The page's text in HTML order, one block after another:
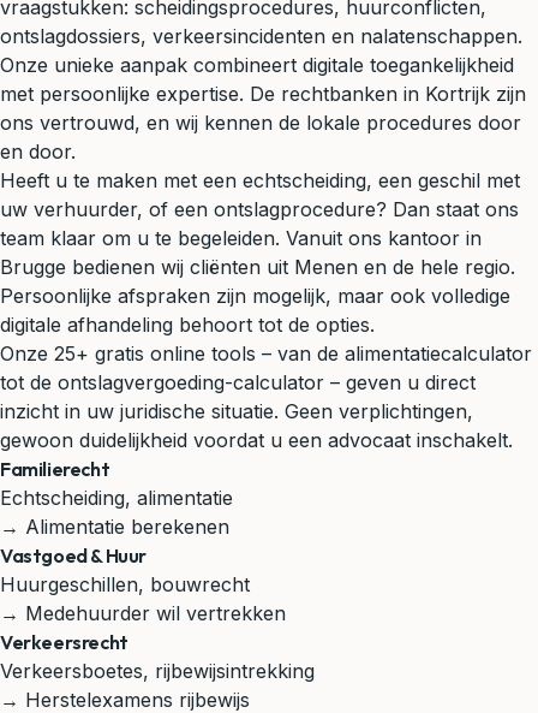
vraagstukken: scheidingsprocedures, huurconflicten,
ontslagdossiers, verkeersincidenten en nalatenschappen.
Onze unieke aanpak combineert digitale toegankelijkheid
met persoonlijke expertise. De rechtbanken in Kortrijk zijn
ons vertrouwd, en wij kennen de lokale procedures door
en door.
Heeft u te maken met een echtscheiding, een geschil met
uw verhuurder, of een ontslagprocedure? Dan staat ons
team klaar om u te begeleiden. Vanuit ons kantoor in
Brugge bedienen wij cliënten uit Menen en de hele regio.
Persoonlijke afspraken zijn mogelijk, maar ook volledige
digitale afhandeling behoort tot de opties.
Onze 25+ gratis online tools – van de alimentatiecalculator
tot de ontslagvergoeding-calculator – geven u direct
inzicht in uw juridische situatie. Geen verplichtingen,
gewoon duidelijkheid voordat u een advocaat inschakelt.
Familierecht
Echtscheiding, alimentatie
→ Alimentatie berekenen
Vastgoed & Huur
Huurgeschillen, bouwrecht
→ Medehuurder wil vertrekken
Verkeersrecht
Verkeersboetes, rijbewijsintrekking
→ Herstelexamens rijbewijs